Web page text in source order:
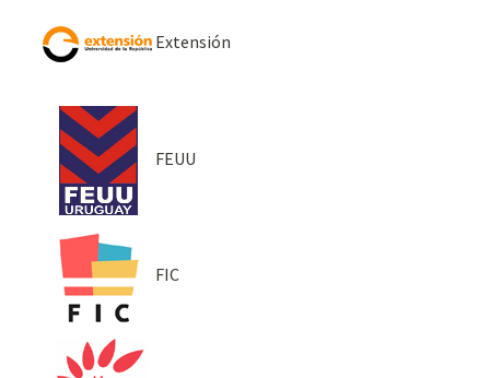
Extensión
FEUU
FIC